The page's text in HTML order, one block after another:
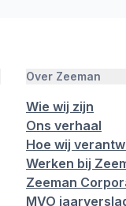
Over Zeeman
Wie wij zijn
Ons verhaal
Hoe wij
Werken bij
Zeeman
MVO